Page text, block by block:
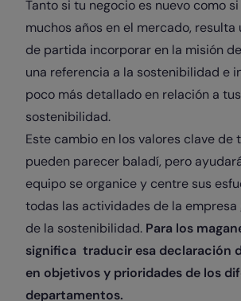
Tanto si tu negocio es nuevo como
muchos años en el mercado, resulta
de partida incorporar en la misión
una referencia a la sostenibilidad e
poco más detallado en relación a
sostenibilidad.
Este cambio en los valores clave de
pueden parecer baladí, pero
equipo se organice y centre sus
todas las actividades de la
de la sostenibilidad. Para los
significa traducir esa declaración
en objetivos y prioridades de los
departamentos.